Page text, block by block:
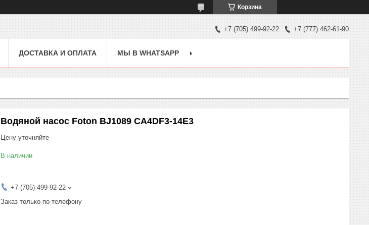
Корзина
+7 (705) 499-92-22 +7 (777) 462-61-90
ДОСТАВКА И ОПЛАТА МЫ В WHATSAPP
Водяной насос Foton BJ1089 CA4DF3-14E3
Цену уточняйте
В наличии
+7 (705) 499-92-22
Заказ только по телефону